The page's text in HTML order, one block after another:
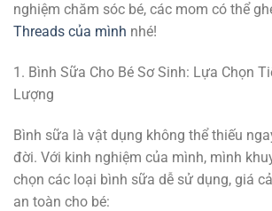
nghiệm chăm sóc bé, các mom có thể
Threads của mình nhé!
1. Bình Sữa Cho Bé Sơ Sinh: Lựa Chọn
Lượng
Bình sữa là vật dụng không thể thiếu
đời. Với kinh nghiệm của mình, mình
chọn các loại bình sữa dễ sử dụng, giá
an toàn cho bé: